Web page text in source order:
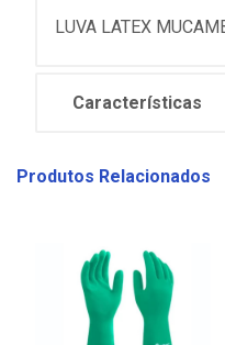
LUVA LATEX
Características
Produtos Relacionados